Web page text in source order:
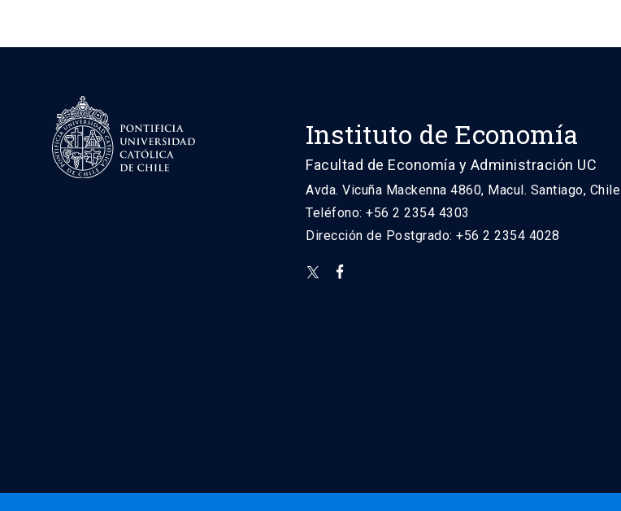
Instituto de Economía
Facultad de Economía y Administración UC
Avda. Vicuña Mackenna 4860, Macul. Santiago, Chile
Teléfono: +56 2 2354 4303
Dirección de Postgrado: +56 2 2354 4028